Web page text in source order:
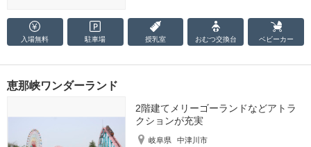
入場無料 駐車場 授乳室 おむつ交換台 ベビーカー
恵那峡ワンダーランド
2階建てメリーゴーランドなどアトラ
クションが充実
岐阜県 中津川市